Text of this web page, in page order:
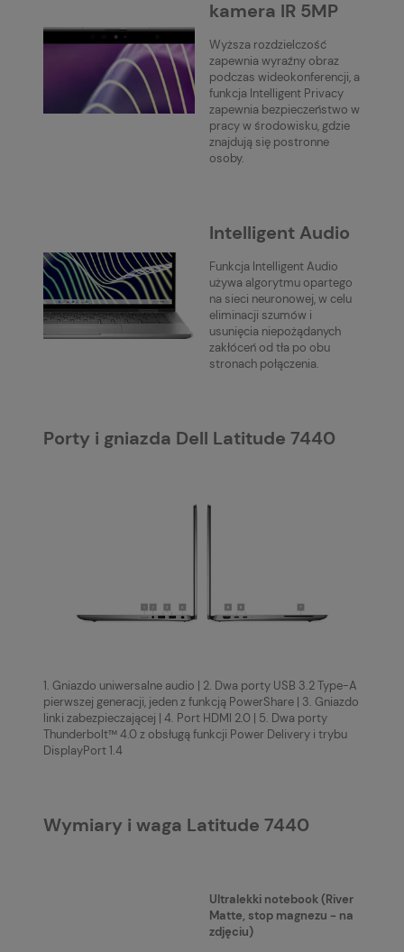
kamera IR 5MP
Wyższa rozdzielczość
zapewnia wyraźny obraz
podczas wideokonferencji, a
funkcja Intelligent Privacy
zapewnia bezpieczeństwo w
pracy w środowisku, gdzie
znajdują się postronne
osoby.
Intelligent Audio
Funkcja Intelligent Audio
używa algorytmu opartego
na sieci neuronowej, w celu
eliminacji szumów i
usunięcia niepożądanych
zakłóceń od tła po obu
stronach połączenia.
Porty i gniazda Dell Latitude 7440
1. Gniazdo uniwersalne audio | 2. Dwa porty USB 3.2 Type-A
pierwszej generacji, jeden z funkcją PowerShare | 3. Gniazdo
linki zabezpieczającej | 4. Port HDMI 2.0 | 5. Dwa porty
Thunderbolt™ 4.0 z obsługą funkcji Power Delivery i trybu
DisplayPort 1.4
Wymiary i waga Latitude 7440
Ultralekki notebook (River
Matte, stop magnezu - na
zdjęciu)